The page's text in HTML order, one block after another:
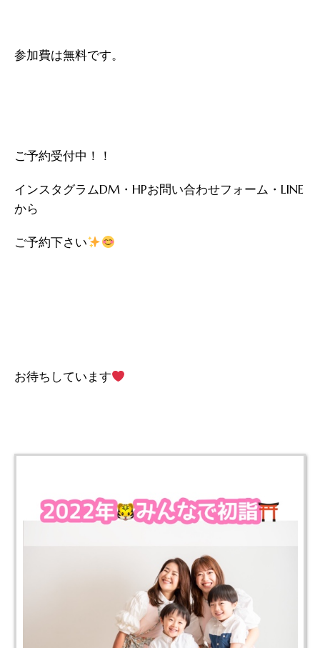
参加費は無料です。
ご予約受付中！！
インスタグラムDM・HPお問い合わせフォーム・LINE
から
ご予約下さい
お待ちしています